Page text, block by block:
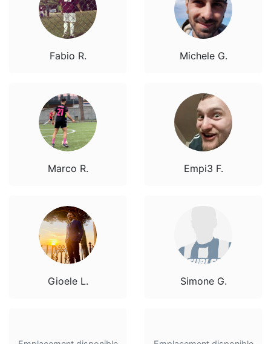
Fabio R.
Marco R.
Gioele L.
Michele G.
Empi3 F.
Simone G.